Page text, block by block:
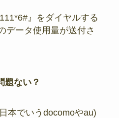
』をダイヤルする
データ使用量が送付さ
題ない？
本でいうdocomoやau)